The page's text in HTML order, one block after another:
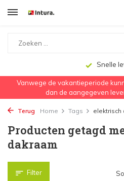
Snelle
Vanwege de vakantieperiode
dan de aangegeven
Terug Home Tags elektrisch
Producten getagd
dakraam
Filter